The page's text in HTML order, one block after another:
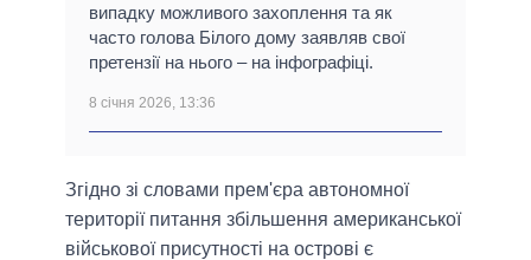
випадку можливого захоплення та як
часто голова Білого дому заявляв свої
претензії на нього – на інфографіці.
8 січня 2026, 13:36
Згідно зі словами прем'єра автономної
території питання збільшення американської
військової присутності на острові є